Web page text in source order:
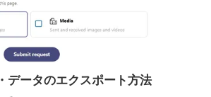
データのエクスポート方法